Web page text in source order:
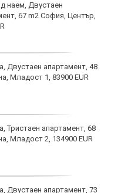
наем, Двустаен
67 m2 София, Център,
Двустаен апартамент, 48
Младост 1, 83900 EUR
Тристаен апартамент, 68
Младост 2, 134900 EUR
Двустаен апартамент, 73